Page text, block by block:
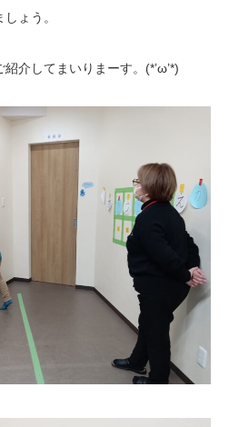
ょう。
介してまいりまーす。(*’ω’*)